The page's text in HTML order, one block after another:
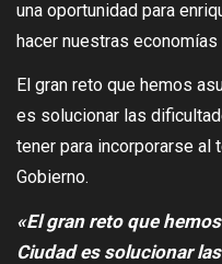
una oportunidad para
hacer nuestras
El gran reto que hemos
es solucionar las
tener para incorporarse al
Gobierno.
«El gran reto que
Ciudad es solucionar